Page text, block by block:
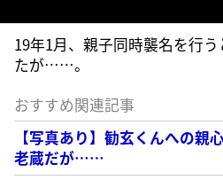
19年1月、親子同時襲名を行
たが……。
おすすめ関連記事
【写真あり】勧玄くんへの親
老蔵だが……